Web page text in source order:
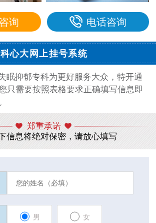
询 电话咨询
科心大网上挂号系统
眠抑郁专科为更好服务大众，特开通
只需要按照表格要求正确填写信息即
郑重承诺
信息将绝对保密，请放心填写
男 女